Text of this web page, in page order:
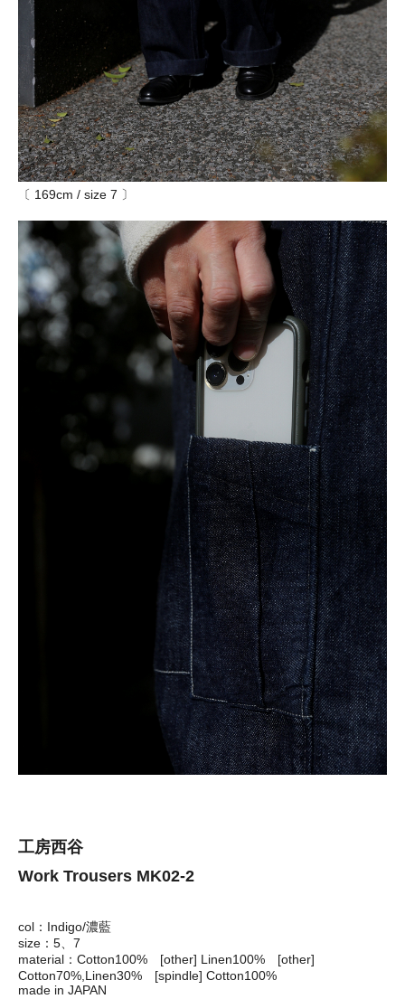
〔 169cm / size 7 〕
工房西谷
Work Trousers MK02-2
col：Indigo/濃藍
size：5、7
material：Cotton100% [other] Linen100% [other]
Cotton70%,Linen30% [spindle] Cotton100%
made in JAPAN